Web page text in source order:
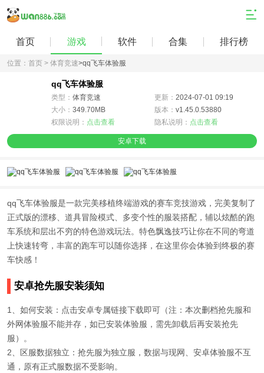
首页 游戏 软件 合集 排行榜
位置： 首页 > 体育竞速>qq飞车体验服
qq飞车体验服
类型： 体育竞速 更新： 2024-07-01 09:19
大小： 349.70MB 版本： v1.45.0.53880
权限说明： 点击查看 隐私说明： 点击查看
安卓下载
qq飞车体验服是一款完美移植终端游戏的赛车竞技游戏，完美复制了
正式版的漂移、道具冒险模式、多变个性的服装搭配，辅以炫酷的跑
车系统和层出不穷的特色游戏玩法。特色飘逸技巧让你在不同的弯道
上快速转弯，丰富的跑车可以随你选择，在这里你会体验到终极的赛
车快感！
安卓抢先服安装须知
1、如何安装：点击安卓专属链接下载即可（注：本次删档抢先服和
外网体验服不能并存，如已安装体验服，需先卸载后再安装抢先
服）
。
2、区服数据独立：抢先服为独立服，数据与现网、安卓体验服不互
通，原有正式服数据不受影响。